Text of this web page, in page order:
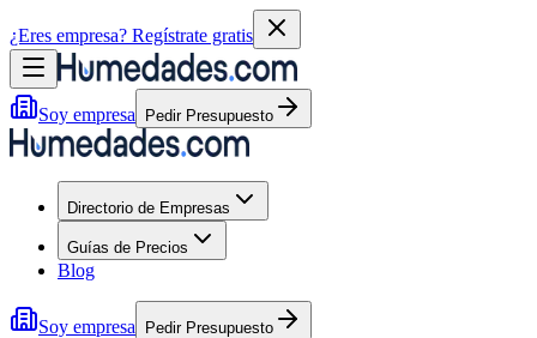
¿Eres empresa? Regístrate gratis
Soy empresa Pedir Presupuesto
Directorio de Empresas
Guías de Precios
Blog
Soy empresa Pedir Presupuesto